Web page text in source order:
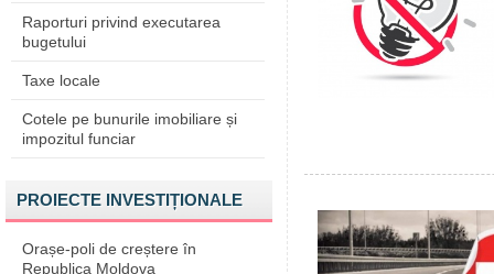
Raporturi privind executarea
bugetului
Taxe locale
Cotele pe bunurile imobiliare și
impozitul funciar
PROIECTE INVESTIȚIONALE
Orașe-poli de creștere în
Republica Moldova